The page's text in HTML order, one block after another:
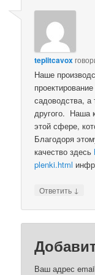
teplitcavox
Наше
садоводства, а
другого. Наша
этой сфере,
Благодоря
качество здесь
plenki.html
Ответить ↓
Ваш адрес